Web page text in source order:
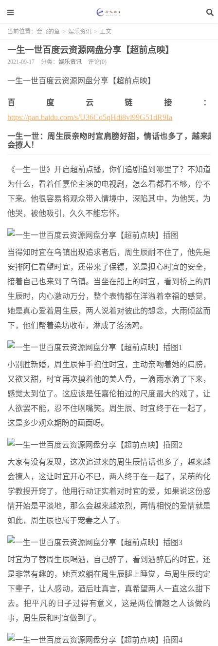
当前位置： 会飞的鱼 > 娱乐资讯 > 正文
一生一世百度云资源网盘分享【超前点映】
2021-09-17 分类： 娱乐资讯 评论(0)
一生一世百度云资源网盘分享【超前点映】
百度云链接：
https://pan.baidu.com/s/U36Co5qHdi8vl99G51dR9Ia
一生一世：周生辰亲吻时宜肩膀好甜，情话也多了，越来越
会撩人！
《一生一世》开启超前点播，你们追剧追到哪里了？不知道
为什么，看着任嘉伦主演的电视剧，怎么看都看不够，停不
下来。他很容易将观众带入情境中，深陷其中，为他笑，为
他哭，被他吸引，久久不能忘怀。
当得知时宜在乌镇出现追求者后，周生辰耐不住了，他先是
安排阿仁看望时宜，还带来了保镖，说是担心时宜的安全，
接着自己也来到了乌镇。当坐在船上的时宜，看到桥上的周
生辰时，内心激动万分，整个表情都在洋溢着幸福的感觉，
她是真心爱着周生辰，两人说着对彼此的想念，大雨倾盆而
下，他们帮着染坊收布，淋成了落汤鸡。
小别胜新婚，周生辰伸手抱住时宜，主动亲吻着她的肩膀，
又欲又甜，时宜再次摸着他的美人骨，一滴雨水滴了下来，
感觉太到位了。这应该是任嘉伦拍过的尺度最大的戏了，让
人欲罢不能，忍不住咧嘴笑。周生辰、时宜终于在一起了，
这是多少观众期盼的画面呀。
大家有没有发现，这次追过来的周生辰情话也多了，越来越
会撩人，这让时宜开心不已，两人终于在一起了，呆萌的化
学教授开窍了，他用行动证实着对时宜的爱，如果说这份感
情开始是平淡地，那么会越来越浓烈，两情相悦的爱情就是
如此，周生辰也属于宠妻之人了。
时宜为了替周生辰喝酒，自己醉了，看到酒醉后的时宜，还
是非常有趣的，她喜欢躺在周生辰腿上睡觉，与周生辰约定
下辈子，让人感动，酒后吐真言，真希望两人一直这么甜下
去。把平凡的日子过得有意义，这是两位情趣之人该做的
事，周生辰和时宜做到了。